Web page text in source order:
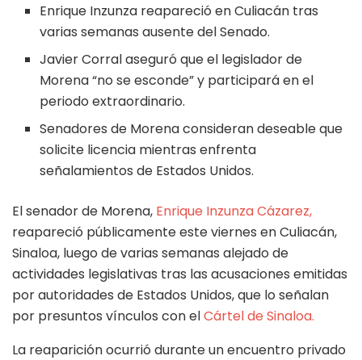
Enrique Inzunza reapareció en Culiacán tras
varias semanas ausente del Senado.
Javier Corral aseguró que el legislador de
Morena “no se esconde” y participará en el
periodo extraordinario.
Senadores de Morena consideran deseable que
solicite licencia mientras enfrenta
señalamientos de Estados Unidos.
El senador de Morena, Enrique Inzunza Cázarez,
reapareció públicamente este viernes en Culiacán,
Sinaloa, luego de varias semanas alejado de
actividades legislativas tras las acusaciones emitidas
por autoridades de Estados Unidos, que lo señalan
por presuntos vínculos con elCártel de Sinaloa.
La reaparición ocurrió durante un encuentro privado